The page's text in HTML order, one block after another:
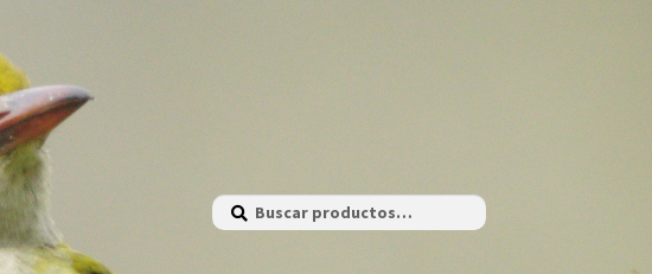
Buscar
por:
Buscar